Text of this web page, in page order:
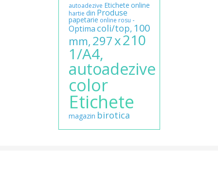
autoadezive Etichete online
hartie din Produse
papetarie online rosu -
Optima coli/top, 100
mm, 297x210
1/A4,
autoadezive
color
Etichete
magazin birotica